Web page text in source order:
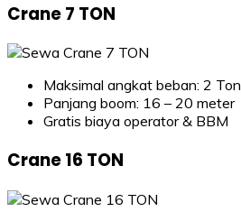
Crane 7 TON
Maksimal angkat beban: 2 Ton
Panjang boom: 16 – 20 meter
Gratis biaya operator & BBM
Crane 16 TON